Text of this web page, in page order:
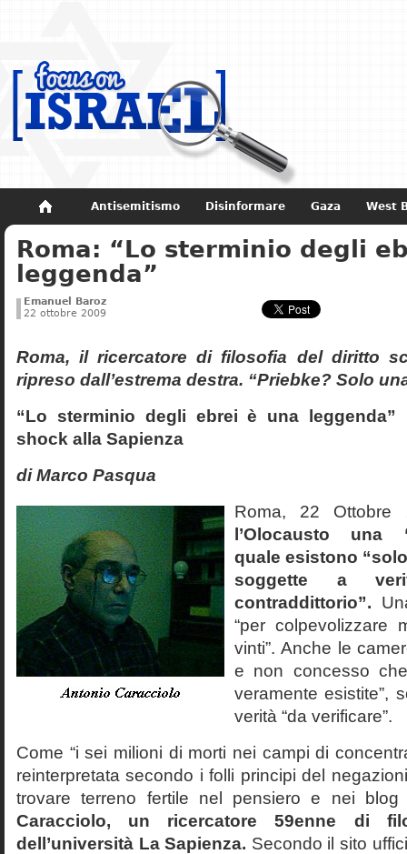
Antisemitismo Disinformare Gaza West
Non dimenticare Storia di Israele
Roma: “Lo sterminio degli
leggenda”
Emanuel Baroz
22 ottobre 2009
Roma, il ricercatore di filosofia del diritto
ripreso dall’estrema destra. “Priebke? Solo
“Lo sterminio degli ebrei è una leggenda”
shock alla Sapienza
di Marco Pasqua
Roma, 22
l’Olocausto una
quale esistono
soggette a
contraddittorio”.
“per colpevolizzare
vinti”. Anche le
e non concesso
veramente esistite”,
verità “da verificare”.
Come “i sei milioni di morti nei campi di
reinterpretata secondo i folli principi del
trovare terreno fertile nel pensiero e nei
Caracciolo, un ricercatore 59enne di
dell’università La Sapienza. Secondo il sito